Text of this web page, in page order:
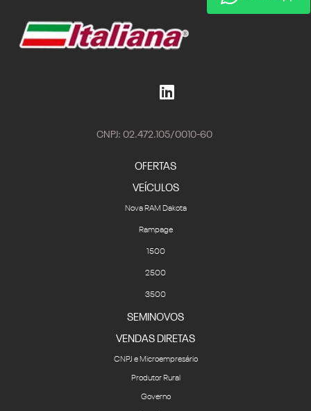
CNPJ: 02.472.105/0010-60
OFERTAS
VEÍCULOS
Nova RAM Dakota
Rampage
1500
2500
3500
SEMINOVOS
VENDAS DIRETAS
CNPJ e Microempresário
Produtor Rural
Governo